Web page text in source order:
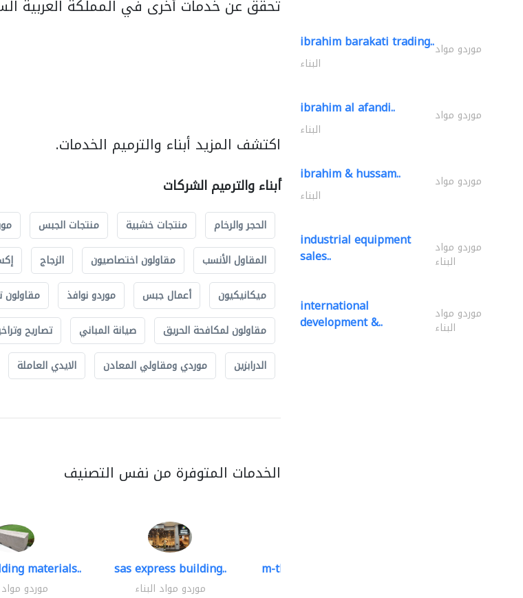
تحقق عن خدمات أخرى في المملكة العربية
اكتشف المزيد أبناء والترميم الخدمات.
أبناء والترميم الشركات
الحجر والرخام منتجات خشبية منتجات الجبس
المقاول الأنسب
مقاولون اختصاصيون الزجاج
ميكانيكيون
أعمال جبس موردو نوافذ
مقاولون لمكافحة الحريق
صيانة المباني تصاريح
الدرابزين
موردي ومقاولي المعادن الايدي العاملة
الخدمات المتوفرة من نفس التصنيف
materials..
موردو مواد
sas express building..
موردو مواد البناء
m-three building materials
ibrahim barakati trading..موردو مواد
البناء
ibrahim al afandi.. موردو مواد
البناء
ibrahim & hussam.. موردو مواد
البناء
industrial equipment
sales.. موردو مواد
البناء
international
development &.. موردو مواد
البناء